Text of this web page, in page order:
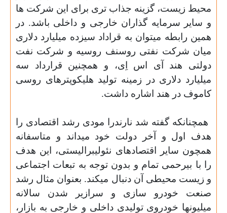
محيط زيست، گزينه جذاب ترى براى اين شركت ها
و ساير سرمايه گذاران خارجى و داخلى باشد. در
همين رابطه ميتوان به قراداد سيزده ميليارد دلارى
ميان شركت نفتى روسنف روسيه و شركت نفت
دولتى هند آى اس اِى، و همچنين قرارداد سه
ميليارد دلارى در زمينه توليد هليكوپترهاى روسى
كاموف در هند اشاره داشت.
همچنانكه گفته شد نارندرا مودى رشد اقتصادى را
هدف اول و آخر دولت خود ميداند و متاسفانه
همچون ساير اقتصادهاى نئوليبراليستى، اين هدف
را با بيرحمى تمام و بدون توجه به تبعات اجتماعى
و زيست محيطى آن دنبال ميكند. بعنوان مثال رشد
صنعت خودرو سازى و سرازير شدن سالانه
ميليونها خودروى توليدى داخلى و خارجى به بازار،